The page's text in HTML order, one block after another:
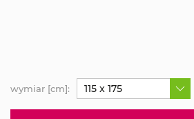
wymiar [cm]: 115 x 175